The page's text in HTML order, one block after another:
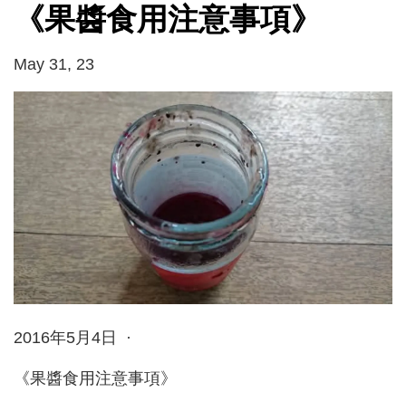
《果醬食用注意事項》
May 31, 23
2016年5月4日 ·
《果醬食用注意事項》